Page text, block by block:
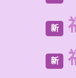
新
新